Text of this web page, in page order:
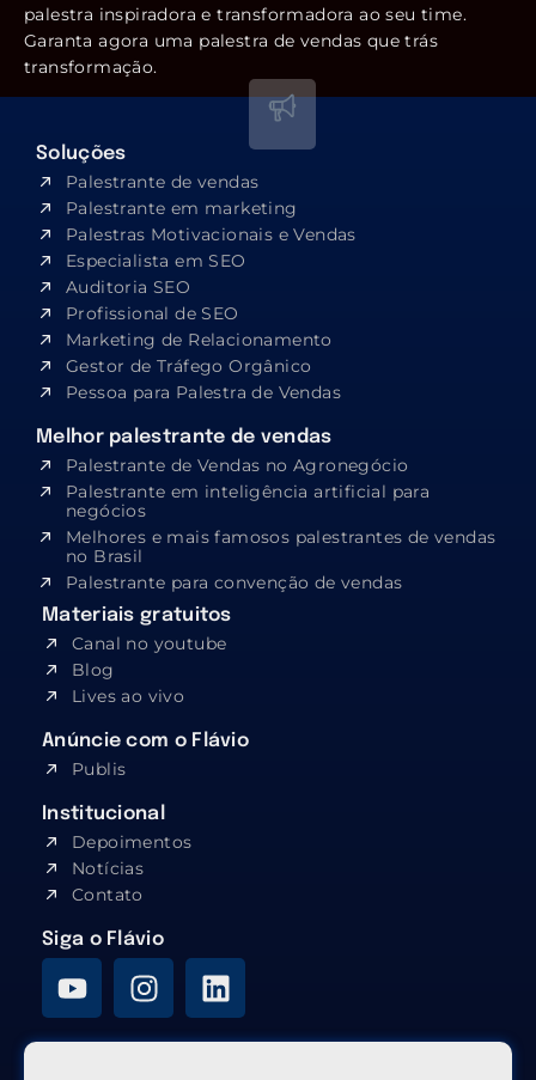
palestra inspiradora e transformadora ao seu time.
Garanta agora uma palestra de vendas que trás
transformação.
Soluções
Palestrante de vendas
Palestrante em marketing
Palestras Motivacionais e Vendas
Especialista em SEO​
Auditoria SEO
Profissional de SEO
Marketing de Relacionamento
Gestor de Tráfego Orgânico
Pessoa para Palestra de Vendas
Melhor palestrante de vendas
Palestrante de Vendas no Agronegócio
Palestrante em inteligência artificial para
negócios
Melhores e mais famosos palestrantes de vendas
no Brasil
Palestrante para convenção de vendas
Materiais gratuitos
Canal no youtube
Blog
Lives ao vivo
Anúncie com o Flávio
Publis
Institucional
Depoimentos
Notícias
Contato
Siga o Flávio